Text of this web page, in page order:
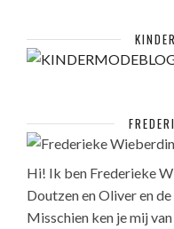
Hi! Ik ben Frederieke
Doutzen en Oliver en
Misschien ken je mij